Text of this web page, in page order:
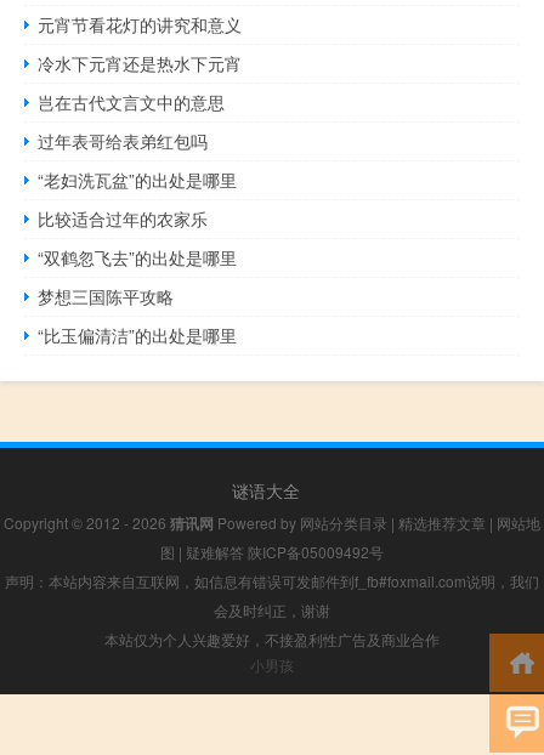
元宵节看花灯的讲究和意义
冷水下元宵还是热水下元宵
岂在古代文言文中的意思
过年表哥给表弟红包吗
“老妇洗瓦盆”的出处是哪里
比较适合过年的农家乐
“双鹤忽飞去”的出处是哪里
梦想三国陈平攻略
“比玉偏清洁”的出处是哪里
谜语大全
Copyright © 2012 - 2026 猜讯网 Powered by 网站分类目录 | 精选推荐文章 | 网站地
图 | 疑难解答 陕ICP备05009492号
声明：本站内容来自互联网，如信息有错误可发邮件到f_fb#foxmail.com说明，我们
会及时纠正，谢谢
本站仅为个人兴趣爱好，不接盈利性广告及商业合作
小男孩